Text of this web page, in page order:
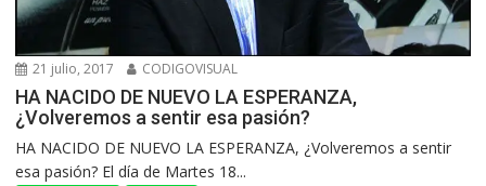
21 julio, 2017 CODIGOVISUAL
HA NACIDO DE NUEVO LA ESPERANZA,
¿Volveremos a sentir esa pasión?
HA NACIDO DE NUEVO LA ESPERANZA, ¿Volveremos a sentir
esa pasión? El día de Martes 18...